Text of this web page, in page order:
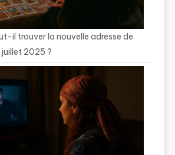
il trouver la nouvelle adresse de
2025 ?